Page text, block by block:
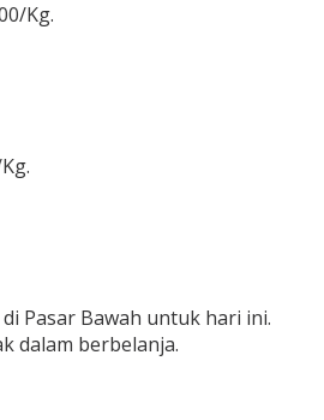
Kg.
Pasar Bawah untuk hari ini.
dalam berbelanja.